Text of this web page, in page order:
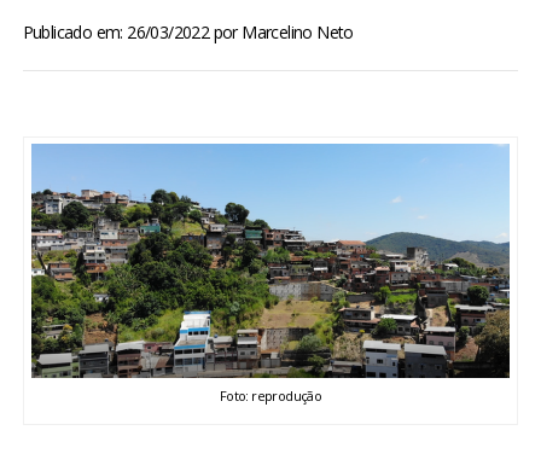
ENTRETENIMENTO
ENQUETE
TV LPB
Publicado em: 26/03/2022porMarcelino Neto
Foto: reprodução